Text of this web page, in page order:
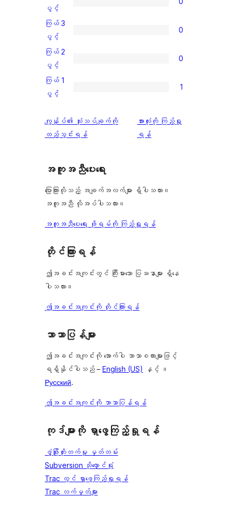
ပွင့်
အဆင့်
သုံးသပ်
1
စောင်
ကြယ်
4
ပွင့်
အဆင့်
သုံးသပ်
0
စောင်
ပွင့်
ကြယ်
3
ပွင့်
အဆင့်
သုံးသပ်
ကြယ် 3
ပွင့်
0
ကြယ်
2
ပွင့်
သုံးသပ်
ချက်
ကြယ် 2
ပွင့်
0
ကြယ်
ပွင့်
အဆင့်
စောင်
ကြယ် 1
ပွင့်
1
ကျွန်ုပ်၏ သုံးသပ်ချက်ကို
ထည့်သွင်းရန်
သုံးသပ်
ချက်
အားလုံးကို ကြည့်ရှု
ရန်
အကူအညီပေးရေး
ပြောကြားလိုသည့် အချက်အလက်များ ရှိပါသလား။
အကူအညီ လိုအပ်ပါသလား။
အကူအညီပေးရေး ဖိုရမ်ကို ကြည့်ရှုရန်
တိုင်ကြားရန်
ဤအခင်းအကျင်းတွင် ကြီးမားသော ပြဿနာများ ရှိနေ
ပါသလား။
ဤအခင်းအကျင်းကို တိုင်ကြားရန်
ဘာသာပြန်များ
ဤအခင်းအကျင်းကို အောက်ပါ ဘာသာစကားများဖြင့်
ရရှိနိုင်ပါသည် – English (US)
နှင့် ။
Русский.
ဤအခင်းအကျင်းကို ဘာသာပြန်ရန်
ကုဒ်များကို ရှာဖွေကြည့်ရှုရန်
ဖွံ့ဖြိုးတိုးတက်မှု မှတ်တမ်း
Subversion သိုလှောင်ရုံ
Trac တွင် ရှာဖွေကြည့်ရှုရန်
Trac လက်မှတ်များ